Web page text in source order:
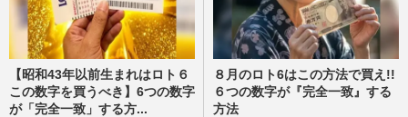
【昭和43年以前生まれはロト６
この数字を買うべき】6つの数字
が「完全一致」する方...
８月のロト6はこの方法で買え!!
６つの数字が『完全一致』する
方法